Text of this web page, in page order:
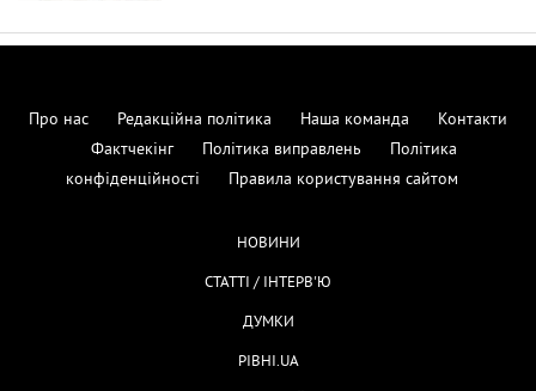
Про нас Редакційна політика Наша команда
Контакти
Фактчекінг
Політика виправлень
Політика
конфіденційності
Правила користування сайтом
НОВИНИ
СТАТТІ / ІНТЕРВ'Ю
ДУМКИ
РІВНІ.UA